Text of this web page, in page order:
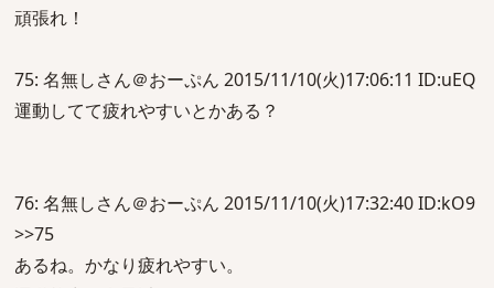
頑張れ！
75: 名無しさん＠おーぷん 2015/11/10(火)17:06:11 ID:uEQ
運動してて疲れやすいとかある？
76: 名無しさん＠おーぷん 2015/11/10(火)17:32:40 ID:kO9
>>75
あるね。かなり疲れやすい。